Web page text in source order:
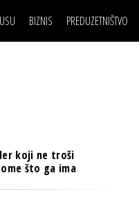
BIZNIS
BANKE
OSIGURANJE
PREDUZETNIŠTVO
DANABIZNIS SCENA
BREND I
OSIGURANJE
TECH I AI
koji ne troši
što ga ima